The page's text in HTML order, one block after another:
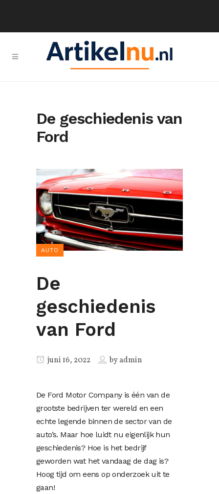
De geschiedenis van
Ford
AUTO
De
geschiedenis
van Ford
juni 16, 2022 byadmin
De Ford Motor Company is één van de
grootste bedrijven ter wereld en een
echte legende binnen de sector van de
auto’s. Maar hoe luidt nu eigenlijk hun
geschiedenis? Hoe is het bedrijf
geworden wat het vandaag de dag is?
Hoog tijd om eens op onderzoek uit te
gaan!